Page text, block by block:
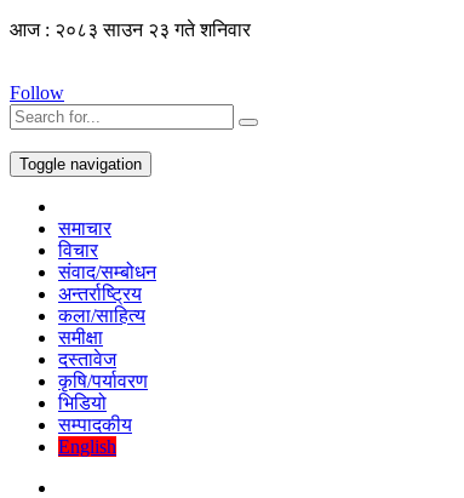
आज : २०८३ साउन २३ गते शनिवार
Follow
Toggle navigation
समाचार
विचार
संवाद/सम्बोधन
अन्तर्राष्ट्रिय
कला/साहित्य
समीक्षा
दस्तावेज
कृषि/पर्यावरण
भिडियो
सम्पादकीय
English